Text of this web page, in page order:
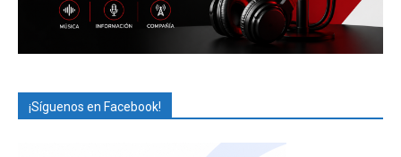
¡Síguenos en Facebook!